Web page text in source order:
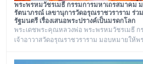
พระพรหมวัชรเมธี กรรมการมหาเถรสมาคม
รัตนาภรณ์ เลขานุการวัดอรุณราชวราราม ร่ว
รัฐมนตรี เรื่องเสนอพระปรางค์เป็นมรดกโลก
พระเดชพระคุณหลวงพ่อ พระพรหมวัชรเมธี ก
เจ้าอาวาสวัดอรุณราชวราราม มอบหมายให้
รัฐมนตรี เรื่องเสนอพระปรางค์เป็นมรดกโลก